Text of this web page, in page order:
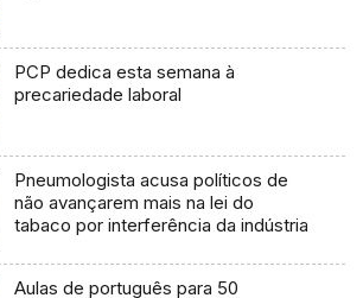
PCP dedica esta semana à
precariedade laboral
Pneumologista acusa políticos de
não avançarem mais na lei do
tabaco por interferência da indústria
Aulas de português para 50